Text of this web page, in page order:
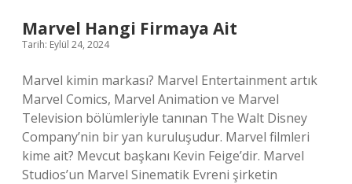
Marvel Hangi Firmaya Ait
Tarih: Eylül 24, 2024
Marvel kimin markası? Marvel Entertainment artık
Marvel Comics, Marvel Animation ve Marvel
Television bölümleriyle tanınan The Walt Disney
Company’nin bir yan kuruluşudur. Marvel filmleri
kime ait? Mevcut başkanı Kevin Feige’dir. Marvel
Studios’un Marvel Sinematik Evreni şirketin